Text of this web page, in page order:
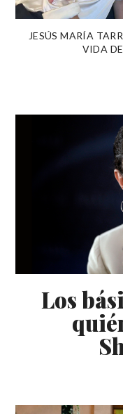
JESÚS MARÍA
VIDA
Los